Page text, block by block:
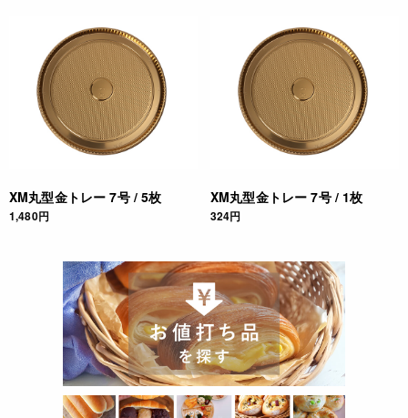
XM丸型金トレー 7号 / 5枚
1,480円
XM丸型金トレー 7号 / 1枚
324円